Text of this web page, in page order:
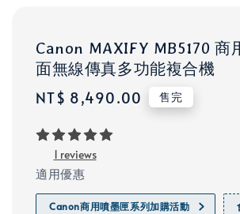
Canon MAXIFY MB5170 商
面無線傳真多功能複合機
Regular
NT$ 8,490.00 售完
1 reviews
適用優惠
Canon商用噴墨匣系列加購活動